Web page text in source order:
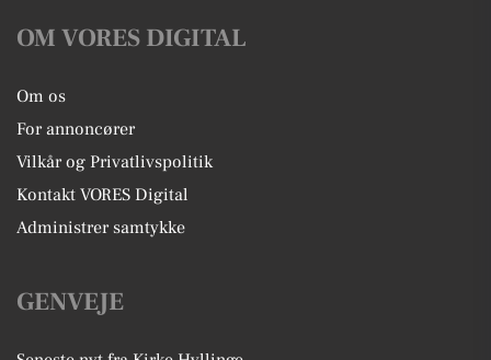
OM VORES DIGITAL
Om os
For annoncører
Vilkår og Privatlivspolitik
Kontakt VORES Digital
Administrer samtykke
GENVEJE